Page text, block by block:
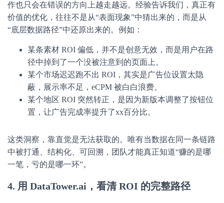
作也只会在错误的方向上越走越远。经验告诉我们，真正有
价值的优化，往往不是从“表面现象”中猜出来的，而是从
“底层数据路径”中还原出来的。例如：
某条素材 ROI 偏低，并不是创意无效，而是用户在路
径中掉到了一个没被注意到的页面上。
某个市场迟迟跑不出 ROI，其实是广告位设置太隐
蔽，展示率不足，eCPM 被白白浪费。
某个地区 ROI 突然转正，是因为新版本调整了按钮位
置，让广告完成率提升了xx百分比。
这类洞察，靠直觉是无法获取的。唯有当数据在同一条链路
中被打通、结构化、可回溯，团队才能真正知道“赚的是哪
一笔，亏的是哪一环”。
4. 用 DataTower.ai，看清 ROI 的完整路径